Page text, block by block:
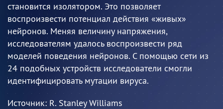
становится изолятором. Это позволяет
воспроизвести потенциал действия «живых»
нейронов. Меняя величину напряжения,
исследователям удалось воспроизвести ряд
моделей поведения нейронов. С помощью сети из
24 подобных устройств исследователи смогли
идентифицировать мутации вируса.
Источник:R. Stanley Williams